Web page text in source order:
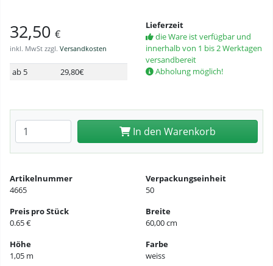
32,50 €
inkl. MwSt zzgl. Versandkosten
ab 5 29,80€
Lieferzeit
die Ware ist verfügbar und
innerhalb von 1 bis 2 Werktagen
versandbereit
Abholung möglich!
Anzahl eingeben In den Warenkorb
Artikelnummer
4665
Verpackungseinheit
50
Preis pro Stück
0.65 €
Breite
60,00 cm
Höhe
1,05 m
Farbe
weiss